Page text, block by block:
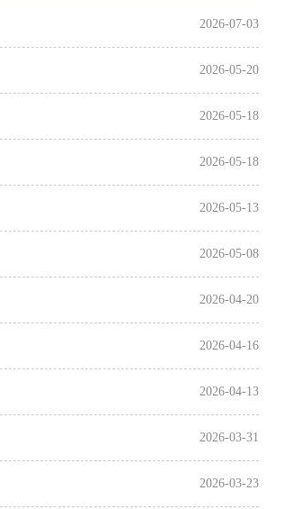
2026-07-03
2026-05-20
2026-05-18
2026-05-18
2026-05-13
2026-05-08
2026-04-20
2026-04-16
2026-04-13
2026-03-31
2026-03-23